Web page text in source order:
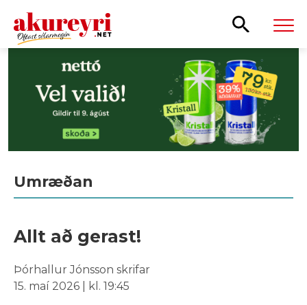
Umræðan
Allt að gerast!
Þórhallur Jónsson skrifar
15. maí 2026 | kl. 19:45